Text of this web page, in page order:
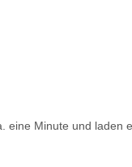
Minute und laden